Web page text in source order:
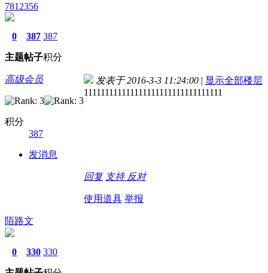
7812356
0
主题
387
帖子
387
积分
高级会员
积分
387
发消息
发表于 2016-3-3 11:24:00 | 显示全部楼层
111111111111111111111111111111111
回复 支持 反对
使用道具 举报
陌路文
0 330 330